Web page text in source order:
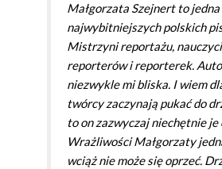
Małgorzata Szejnert to jedna
najwybitniejszych polskich
Mistrzyni reportażu,
reporterów i reporterek.
niezwykle mi bliska. I wiem
twórcy zaczynają pukać do
to on zazwyczaj niechętnie
Wrażliwości Małgorzaty
wciąż nie może się oprzeć.